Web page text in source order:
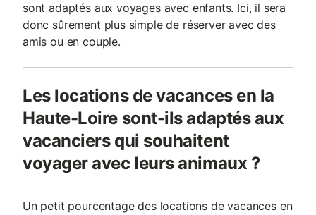
sont adaptés aux voyages avec enfants. Ici, il sera
donc sûrement plus simple de réserver avec des
amis ou en couple.
Les locations de vacances en la
Haute-Loire sont-ils adaptés aux
vacanciers qui souhaitent
voyager avec leurs animaux ?
Un petit pourcentage des locations de vacances en